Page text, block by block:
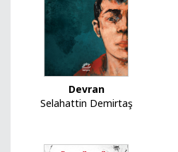
Devran
Selahattin Demirtaş